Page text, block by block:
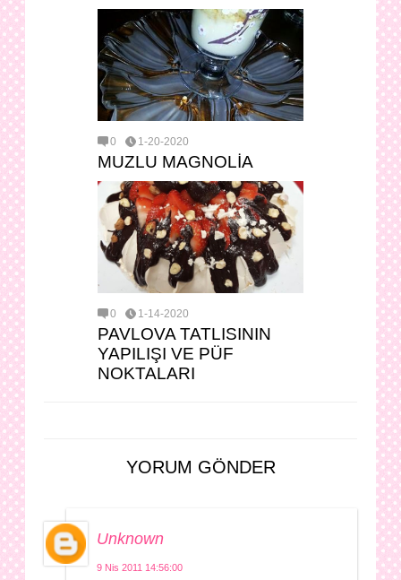
0 1-20-2020
MUZLU MAGNOLİA
0 1-14-2020
PAVLOVA TATLISININ
YAPILIŞI VE PÜF
NOKTALARI
YORUM GÖNDER
Unknown
9 Nis 2011 14:56:00